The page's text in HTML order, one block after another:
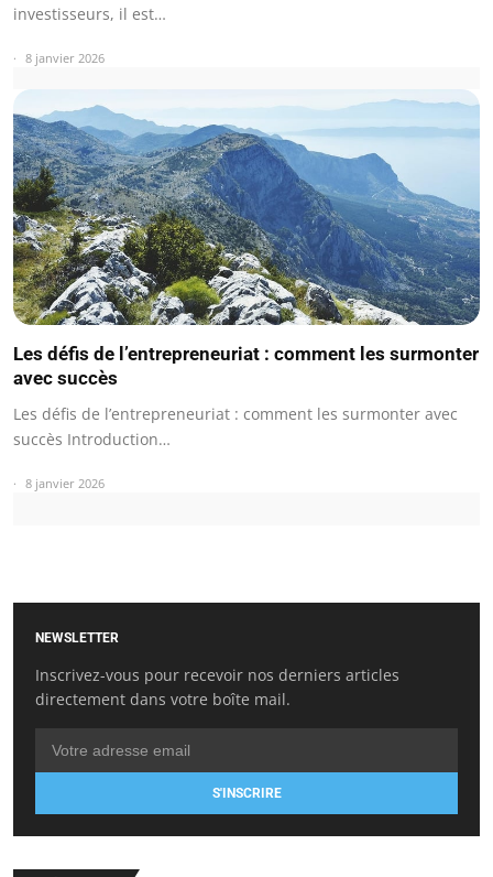
investisseurs, il est…
8 janvier 2026
Les défis de l’entrepreneuriat : comment les surmonter
avec succès
Les défis de l’entrepreneuriat : comment les surmonter avec
succès Introduction…
8 janvier 2026
NEWSLETTER
Inscrivez-vous pour recevoir nos derniers articles
directement dans votre boîte mail.
S'INSCRIRE